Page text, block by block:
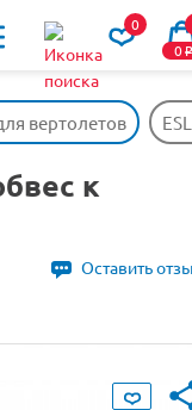
0
0o
вертолетов
к
Оставить